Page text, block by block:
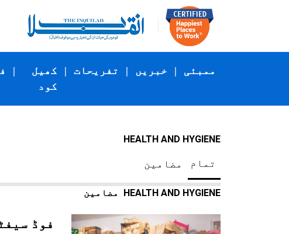
|
کھیل
کود
| تفریحات | خبریں | ممبئی
HEALTH AND HYGIENE
مضامین تمام
HEALTH AND HYGIENE
فوڈ